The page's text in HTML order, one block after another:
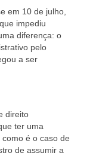
em 10 de julho,
impediu
diferença: o
pelo
a ser
direito
ter uma
é o caso de
de assumir a